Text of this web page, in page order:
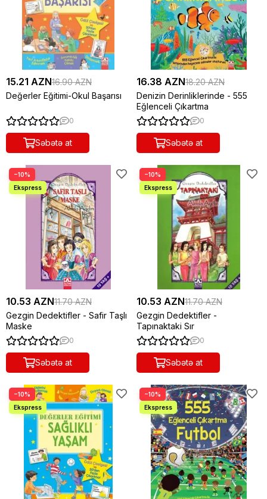
15.21 AZN16.90 AZN
Değerler Eğitimi-Okul Başarısı
0
Səbətə at
16.38 AZN18.20 AZN
Denizin Derinliklerinde - 555
Eğlenceli Çıkartma
0
Səbətə at
−10%
10.53 AZN11.70 AZN
Gezgin Dedektifler - Safir Taşlı
Maske
0
Səbətə at
−10%
10.53 AZN11.70 AZN
Gezgin Dedektifler -
Tapınaktaki Sır
0
Səbətə at
−10% −10%